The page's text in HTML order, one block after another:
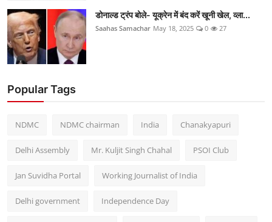
डोनाल्ड ट्रंप बोले- यूक्रेन में बंद करें खूनी खेल, व्ला...
Saahas Samachar May 18, 2025 0 27
Popular Tags
NDMC NDMC chairman India Chanakyapuri
Delhi Assembly Mr. Kuljit Singh Chahal PSOI Club
Jan Suvidha Portal Working Journalist of India
Delhi government Independence Day